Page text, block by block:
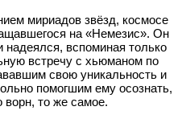
мириадов звёзд, космосе
на «Немезис». Он
вспоминая только
встречу с хьюманом по
свою уникальность и
помогшим ему осознать,
ворн, то же самое.